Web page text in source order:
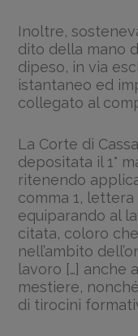
Inoltre,
dito della mano
dipeso, in via
istantaneo ed
collegato al
La Corte di
depositata il 1°
ritenendo
comma 1, lettera
equiparando al
citata, coloro
nell’ambito
lavoro […] anche
mestiere,
di tirocini